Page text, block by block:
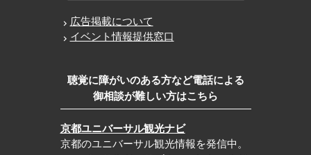
広告掲載について
イベント情報提供窓口
聴覚に障がいのある方など電話による
御相談が難しい方はこちら
京都ユニバーサル観光ナビ
京都のユニバーサル観光情報を発信中。